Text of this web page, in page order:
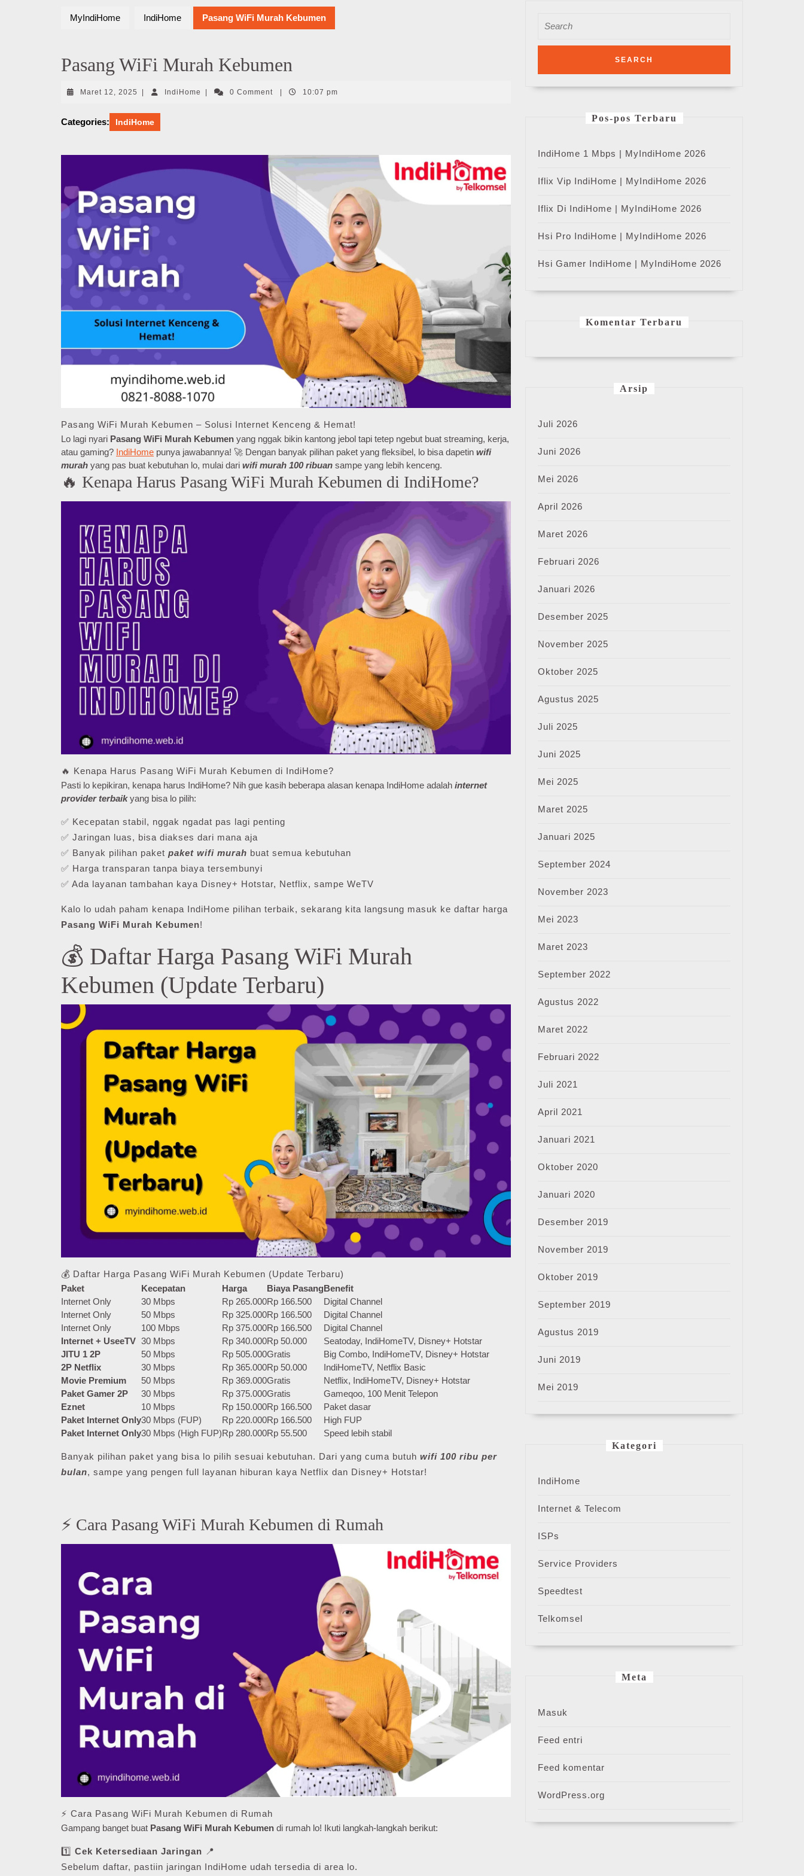
MyIndiHome IndiHome Pasang WiFi Murah Kebumen
Pasang WiFi Murah Kebumen
Maret 12, 2025 Maret
2025
IndiHome IndiHome0 Comment 10:07 pm
Categories: IndiHome
Pasang WiFi Murah Kebumen – Solusi Internet Kenceng & Hemat!
Lo lagi nyari Pasang WiFi Murah Kebumen yang nggak bikin kantong jebol tapi tetep ngebut buat streaming, kerja,
atau gaming? IndiHome punya jawabannya! 🚀 Dengan banyak pilihan paket yang fleksibel, lo bisa dapetin wifi
murah yang pas buat kebutuhan lo, mulai dari wifi murah 100 ribuan sampe yang lebih kenceng.
🔥 Kenapa Harus Pasang WiFi Murah Kebumen di IndiHome?
🔥 Kenapa Harus Pasang WiFi Murah Kebumen di IndiHome?
Pasti lo kepikiran, kenapa harus IndiHome? Nih gue kasih beberapa alasan kenapa IndiHome adalah internet
provider terbaikyang bisa lo pilih:
✅ Kecepatan stabil, nggak ngadat pas lagi penting
✅ Jaringan luas, bisa diakses dari mana aja
✅ Banyak pilihan paket paket wifi murah buat semua kebutuhan
✅ Harga transparan tanpa biaya tersembunyi
✅ Ada layanan tambahan kaya Disney+ Hotstar, Netflix, sampe WeTV
Kalo lo udah paham kenapa IndiHome pilihan terbaik, sekarang kita langsung masuk ke daftar harga
Pasang WiFi Murah Kebumen!
💰 Daftar Harga Pasang WiFi Murah
Kebumen (Update Terbaru)
💰 Daftar Harga Pasang WiFi Murah Kebumen (Update Terbaru)
Paket
Kecepatan Harga Biaya PasangBenefit
Internet Only
30 Mbps Rp 265.000Rp 166.500
Digital Channel
Internet Only
50 Mbps Rp 325.000Rp 166.500
Digital Channel
Internet Only
100 Mbps Rp 375.000Rp 166.500
Digital Channel
Internet + UseeTV 30 Mbps Rp 340.000Rp 50.000
Seatoday, IndiHomeTV, Disney+ Hotstar
JITU 1 2P
50 Mbps Rp 505.000Gratis
Big Combo, IndiHomeTV, Disney+ Hotstar
2P Netflix
30 Mbps Rp 365.000Rp 50.000
IndiHomeTV, Netflix Basic
Movie Premium
50 Mbps Rp 369.000Gratis
Netflix, IndiHomeTV, Disney+ Hotstar
Paket Gamer 2P
30 Mbps Rp 375.000Gratis
Gameqoo, 100 Menit Telepon
Eznet
10 Mbps Rp 150.000Rp 166.500
Paket dasar
Paket Internet Only30 Mbps (FUP) Rp 220.000Rp 166.500
High FUP
Paket Internet Only30 Mbps (High FUP)Rp 280.000Rp 55.500 Speed lebih stabil
Banyak pilihan paket yang bisa lo pilih sesuai kebutuhan. Dari yang cuma butuh wifi 100 ribu per
bulan, sampe yang pengen full layanan hiburan kaya Netflix dan Disney+ Hotstar!
⚡ Cara Pasang WiFi Murah Kebumen di Rumah
⚡ Cara Pasang WiFi Murah Kebumen di Rumah
Gampang banget buat Pasang WiFi Murah Kebumen di rumah lo! Ikuti langkah-langkah berikut:
1️⃣ Cek Ketersediaan Jaringan 📍
Sebelum daftar, pastiin jaringan IndiHome udah tersedia di area lo.
for:
Pos-pos Terbaru
IndiHome 1 Mbps | MyIndiHome 2026
Iflix Vip IndiHome | MyIndiHome 2026
Iflix Di IndiHome | MyIndiHome 2026
Hsi Pro IndiHome | MyIndiHome 2026
Hsi Gamer IndiHome | MyIndiHome 2026
Komentar Terbaru
Arsip
Juli 2026
Juni 2026
Mei 2026
April 2026
Maret 2026
Februari 2026
Januari 2026
Desember 2025
November 2025
Oktober 2025
Agustus 2025
Juli 2025
Juni 2025
Mei 2025
Maret 2025
Januari 2025
September 2024
November 2023
Mei 2023
Maret 2023
September 2022
Agustus 2022
Maret 2022
Februari 2022
Juli 2021
April 2021
Januari 2021
Oktober 2020
Januari 2020
Desember 2019
November 2019
Oktober 2019
September 2019
Agustus 2019
Juni 2019
Mei 2019
Kategori
IndiHome
Internet & Telecom
ISPs
Service Providers
Speedtest
Telkomsel
Meta
Masuk
Feed entri
Feed komentar
WordPress.org